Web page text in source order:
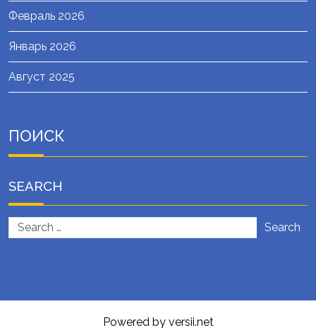
Февраль 2026
Январь 2026
Август 2025
ПОИСК
SEARCH
Search
Powered by versii.net